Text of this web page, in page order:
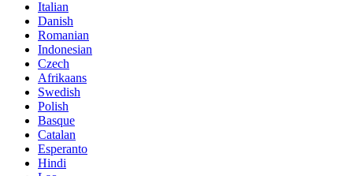
Italian
Danish
Romanian
Indonesian
Czech
Afrikaans
Swedish
Polish
Basque
Catalan
Esperanto
Hindi